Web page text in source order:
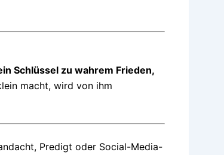
Schlüssel zu wahrem Frieden,
macht, wird von ihm
Predigt oder Social-Media-